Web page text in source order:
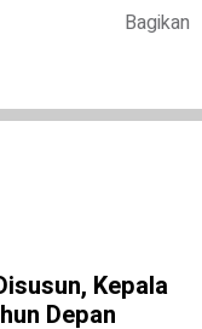
Bagikan
Kepala
Depan